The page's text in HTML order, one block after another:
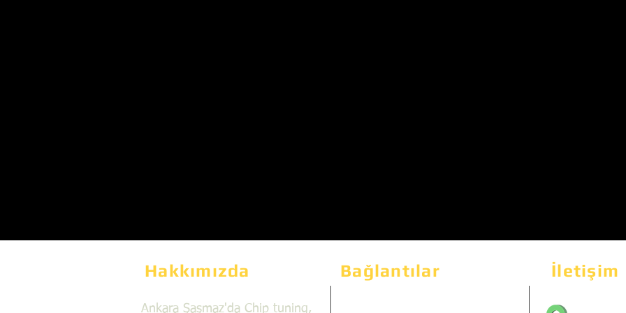
Hakkımızda Bağlantılar İletişim
Ankara Şaşmaz'da Chip tuning,